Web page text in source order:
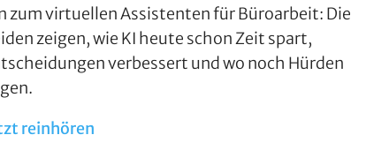
zum virtuellen Assistenten für Büroarbeit: Die
zeigen, wie KI heute schon Zeit spart,
verbessert und wo noch Hürden
reinhören